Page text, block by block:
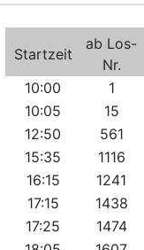
Startzeit
ab Los-
Nr.
10:00
1
10:05
15
12:50
561
15:35
1116
16:15
1241
17:15
1438
17:25
1474